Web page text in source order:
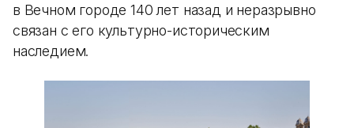
в Вечном городе 140 лет назад и неразрывно
связан с его культурно-историческим
наследием.